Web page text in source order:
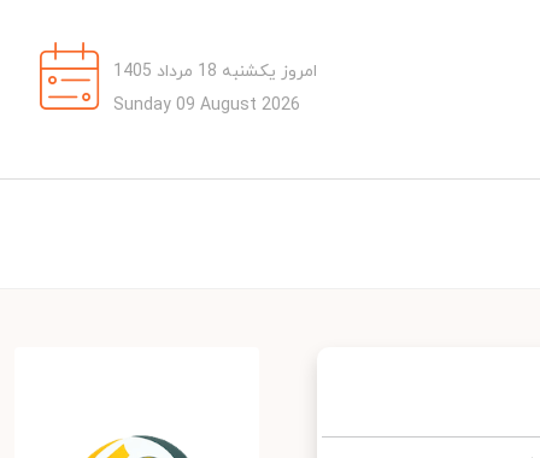
امروز یکشنبه 18 مرداد 1405
Sunday 09 August 2026